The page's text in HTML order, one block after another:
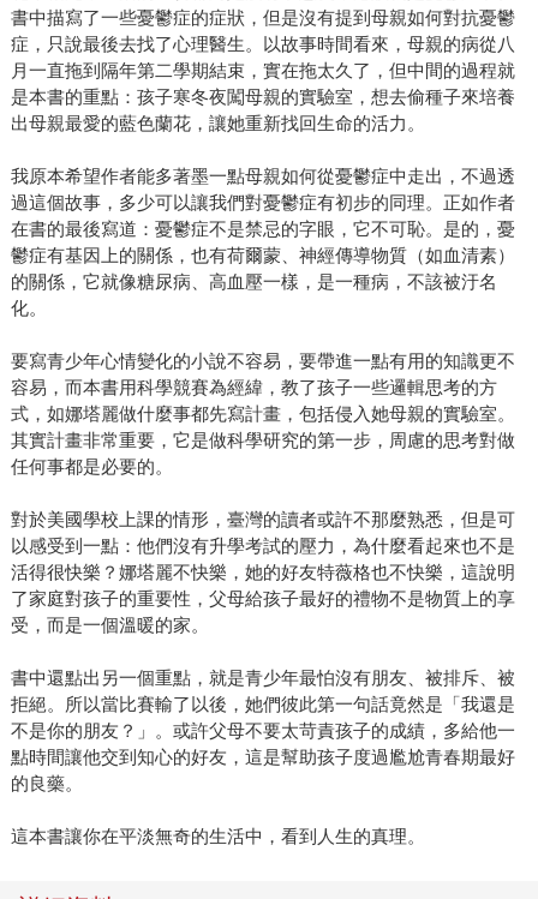
書中描寫了一些憂鬱症的症狀，但是沒有提到母親如何對抗憂鬱
症，只說最後去找了心理醫生。以故事時間看來，母親的病從八
月一直拖到隔年第二學期結束，實在拖太久了，但中間的過程就
是本書的重點：孩子寒冬夜闖母親的實驗室，想去偷種子來培養
出母親最愛的藍色蘭花，讓她重新找回生命的活力。
我原本希望作者能多著墨一點母親如何從憂鬱症中走出，不過透
過這個故事，多少可以讓我們對憂鬱症有初步的同理。正如作者
在書的最後寫道：憂鬱症不是禁忌的字眼，它不可恥。是的，憂
鬱症有基因上的關係，也有荷爾蒙、神經傳導物質（如血清素）
的關係，它就像糖尿病、高血壓一樣，是一種病，不該被汙名
化。
要寫青少年心情變化的小說不容易，要帶進一點有用的知識更不
容易，而本書用科學競賽為經緯，教了孩子一些邏輯思考的方
式，如娜塔麗做什麼事都先寫計畫，包括侵入她母親的實驗室。
其實計畫非常重要，它是做科學研究的第一步，周慮的思考對做
任何事都是必要的。
對於美國學校上課的情形，臺灣的讀者或許不那麼熟悉，但是可
以感受到一點：他們沒有升學考試的壓力，為什麼看起來也不是
活得很快樂？娜塔麗不快樂，她的好友特薇格也不快樂，這說明
了家庭對孩子的重要性，父母給孩子最好的禮物不是物質上的享
受，而是一個溫暖的家。
書中還點出另一個重點，就是青少年最怕沒有朋友、被排斥、被
拒絕。所以當比賽輸了以後，她們彼此第一句話竟然是「我還是
不是你的朋友？」。或許父母不要太苛責孩子的成績，多給他一
點時間讓他交到知心的好友，這是幫助孩子度過尷尬青春期最好
的良藥。
這本書讓你在平淡無奇的生活中，看到人生的真理。